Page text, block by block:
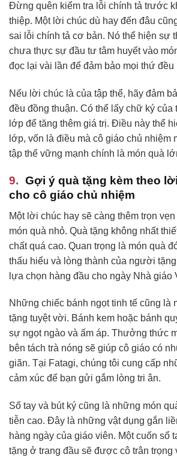
Đừng quên kiểm tra lỗi chính tả trước
thiệp. Một lời chúc dù hay đến đâu
sai lỗi chính tả cơ bản. Nó thể hiện sự
chưa thực sự đầu tư tâm huyết vào
đọc lại vài lần để đảm bảo mọi thứ đều
Nếu lời chúc là của tập thể, hãy đảm
đều đồng thuận. Có thể lấy chữ ký của
lớp để tăng thêm giá trị. Điều này thể
lớp, vốn là điều mà cô giáo chủ nhiệm
tập thể vững mạnh chính là món quà
Gợi ý quà tặng kèm theo
cho cô giáo chủ nhiệm
Một lời chúc hay sẽ càng thêm trọn
món quà nhỏ. Quà tặng không nhất
chất quá cao. Quan trọng là món quà
thấu hiểu và lòng thành của người
lựa chọn hàng đầu cho ngày Nhà giáo
Những chiếc bánh ngọt tinh tế cũng là
tặng tuyệt vời. Bánh kem hoặc bánh
sự ngọt ngào và ấm áp. Thưởng thức
bên tách trà nóng sẽ giúp cô giáo có
giãn. Tại Fatagi, chúng tôi cung cấp
cảm xúc để bạn gửi gắm lòng tri ân.
Sổ tay và bút ký cũng là những món
tiễn cao. Đây là những vật dụng gắn
hàng ngày của giáo viên. Một cuốn sổ
tặng ở trang đầu sẽ được cô trân trọng